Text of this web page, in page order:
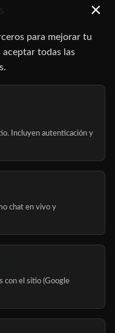
×
para mejorar tu
aceptar todas las
Incluyen autenticación y
chat en vivo y
con el sitio (Google